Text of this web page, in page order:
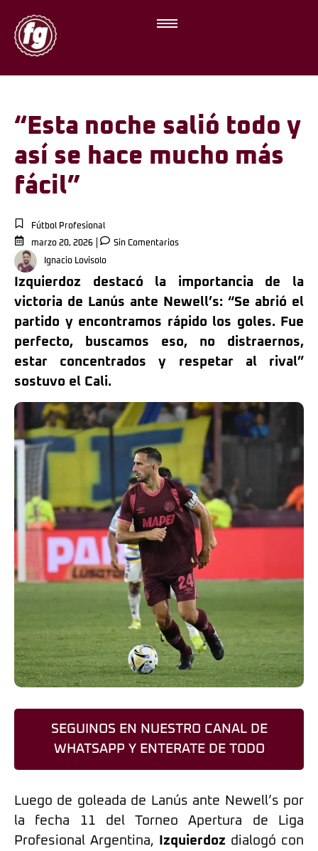
“Esta noche salió todo y
así se hace mucho más
fácil”
Fútbol Profesional
marzo 20, 2026
Sin Comentarios
Ignacio Lovisolo
Izquierdoz destacó la importancia de la
victoria de Lanús ante Newell’s: “Se abrió el
partido y encontramos rápido los goles. Fue
perfecto, buscamos eso, no distraernos,
estar concentrados y respetar al rival”
sostuvo el Cali.
SEGUINOS EN NUESTRO CANAL DE
WHATSAPP Y ENTERATE DE TODO
Luego de goleada de Lanús ante Newell’s por
la fecha 11 del Torneo Apertura de Liga
Profesional Argentina,
Izquierdoz dialogó con